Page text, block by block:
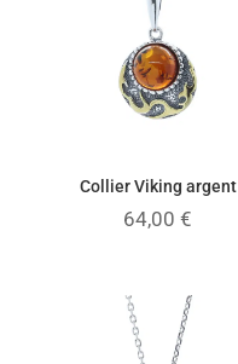
Collier Viking argent
64,00€